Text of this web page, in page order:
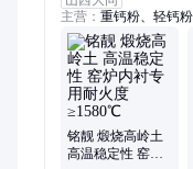
主营： 重钙粉、轻钙
基膨润土、钠基膨润
砂矿砂、报纸纤维、
石、卵石砾石、水磨
砂、染色彩砂、高岭
铭靓 煅烧高岭土
高温稳定性 窑炉